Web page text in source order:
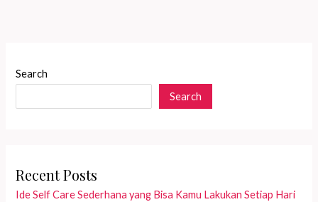
Search
Search
Recent Posts
Ide Self Care Sederhana yang Bisa Kamu Lakukan Setiap Hari